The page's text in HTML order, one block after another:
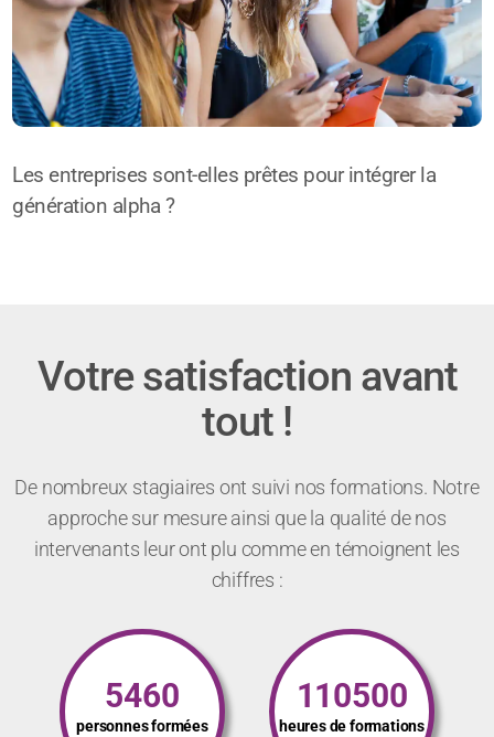
Les entreprises sont-elles prêtes pour intégrer la
génération alpha ?
Votre satisfaction avant
tout !
De nombreux stagiaires ont suivi nos formations. Notre
approche sur mesure ainsi que la qualité de nos
intervenants leur ont plu comme en témoignent les
chiffres :
5460
personnes formées
110500
heures de formations